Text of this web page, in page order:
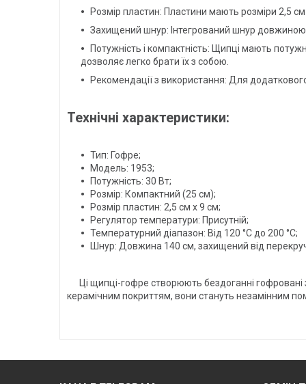
Розмір пластин: Пластини мають розміри 2,5
Захищений шнур: Інтегрований шнур довжиною
Потужність і компактність: Щипці мають
дозволяє легко брати їх з собою.
Рекомендації з використання: Для
Технічні характеристики:
Тип: Гофре;
Модель: 1953;
Потужність: 30 Вт;
Розмір: Компактний (25 см);
Розмір пластин: 2,5 см x 9 см;
Регулятор температури: Присутній;
Температурний діапазон: Від 120 °C до 200 °C;
Шнур: Довжина 140 см, захищений від
Ці щипці-гофре створюють бездоганні
керамічним покриттям, вони стануть незамінним